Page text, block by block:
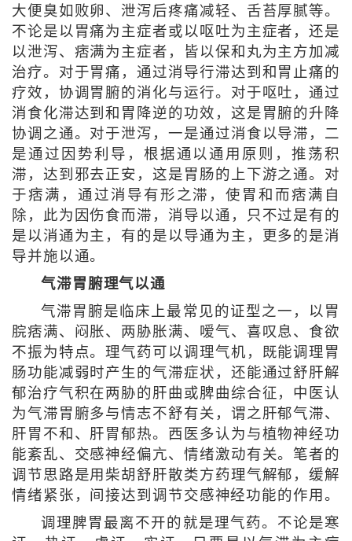
大便臭如败卵、泄泻后疼痛减轻、舌苔厚腻等。
不论是以胃痛为主症者或以呕吐为主症者，还是
以泄泻、痞满为主症者，皆以保和丸为主方加减
治疗。对于胃痛，通过消导行滞达到和胃止痛的
疗效，协调胃腑的消化与运行。对于呕吐，通过
消食化滞达到和胃降逆的功效，这是胃腑的升降
协调之通。对于泄泻，一是通过消食以导滞，二
是通过因势利导，根据通以通用原则，推荡积
滞，达到邪去正安，这是胃肠的上下游之通。对
于痞满，通过消导有形之滞，使胃和而痞满自
除，此为因伤食而滞，消导以通，只不过是有的
是以消通为主，有的是以导通为主，更多的是消
导并施以通。
气滞胃腑理气以通
气滞胃腑是临床上最常见的证型之一，以胃
脘痞满、闷胀、两胁胀满、嗳气、喜叹息、食欲
不振为特点。理气药可以调理气机，既能调理胃
肠功能减弱时产生的气滞症状，还能通过舒肝解
郁治疗气积在两胁的肝曲或脾曲综合征，中医认
为气滞胃腑多与情志不舒有关，谓之肝郁气滞、
肝胃不和、肝胃郁热。西医多认为与植物神经功
能紊乱、交感神经偏亢、情绪激动有关。笔者的
调节思路是用柴胡舒肝散类方药理气解郁，缓解
情绪紧张，间接达到调节交感神经功能的作用。
调理脾胃最离不开的就是理气药。不论是寒